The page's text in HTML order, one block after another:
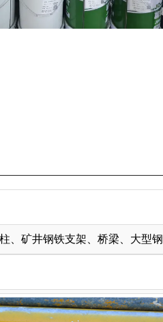
、矿井钢铁支架、桥梁、大型